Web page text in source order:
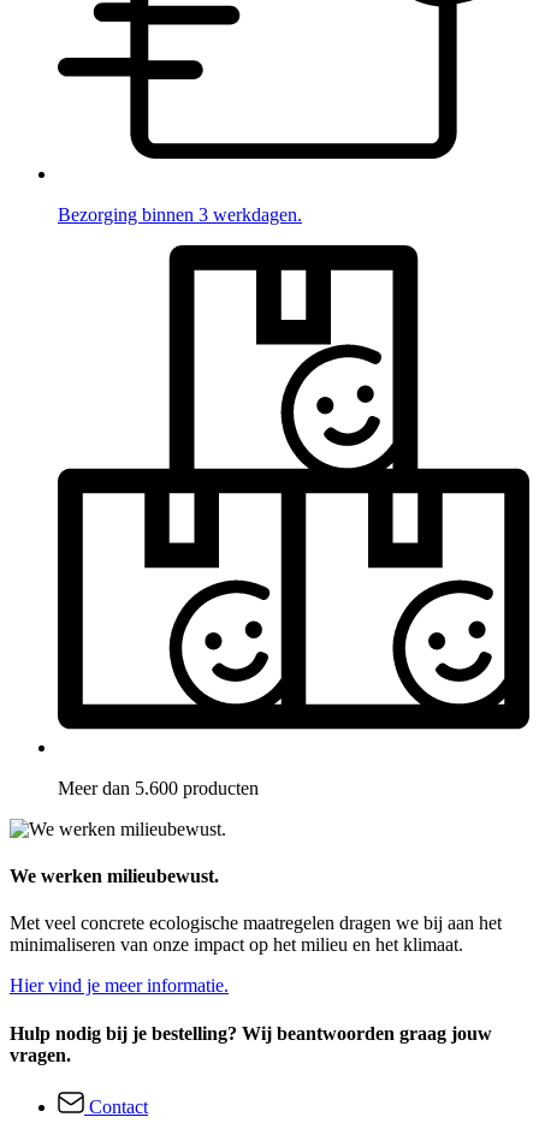
Bezorging binnen 3 werkdagen.
Meer dan 5.600 producten
We werken milieubewust.
Met veel concrete ecologische maatregelen dragen we bij aan het
minimaliseren van onze impact op het milieu en het klimaat.
Hier vind je meer informatie.
Hulp nodig bij je bestelling? Wij beantwoorden graag jouw
vragen.
Contact